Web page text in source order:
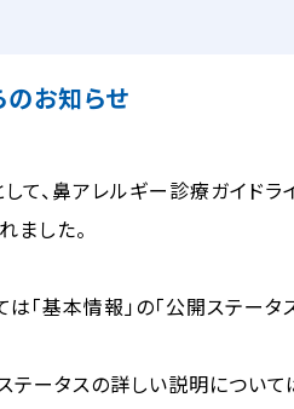
お知らせ
て、鼻アレルギー診療ガイド
ました。
「基本情報」の「公開ステータ
テータスの詳しい説明について